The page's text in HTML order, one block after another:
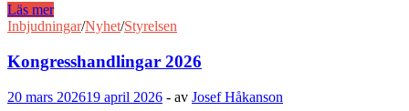
Påskturneringen
pågår
Läs mer
Inbjudningar/Nyhet/Styrelsen
Kongresshandlingar 2026
20 mars 202619 april 2026 - av Josef Håkanson